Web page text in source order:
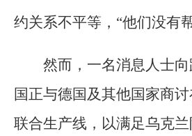
约关系不平等，“他们没有
然而，一名消息人士
国正与德国及其他国家商
联合生产线，以满足乌克